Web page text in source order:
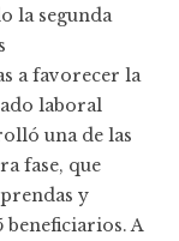
la segunda
a favorecer la
laboral
una de las
fase, que
y
beneficiarios. A